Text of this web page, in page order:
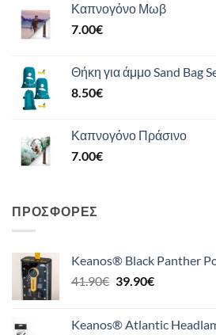
Καπνογόνο Μωβ
7.00€
Θήκη για άμμο Sand Bag
8.50€
Καπνογόνο Πράσινο
7.00€
ΠΡΟΣΦΟΡΈΣ
Keanos® Black Panther
41.90€ Original
41.90€.
39.90€Η
είναι:
Keanos® Atlantic